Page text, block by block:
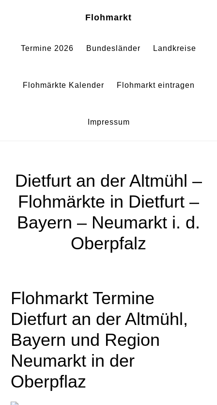
springen
springen
Flohmarkt
Termine 2026 Bundesländer Landkreise
Flohmärkte Kalender Flohmarkt eintragen
Impressum
Dietfurt an der Altmühl –
Flohmärkte in Dietfurt –
Bayern – Neumarkt i. d.
Oberpfalz
Flohmarkt Termine
Dietfurt an der Altmühl,
Bayern und Region
Neumarkt in der
Oberpflaz